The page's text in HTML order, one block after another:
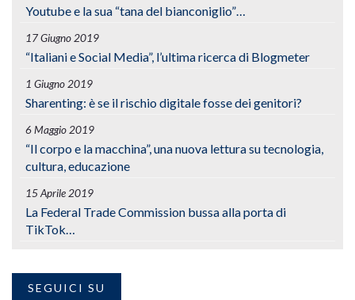
Youtube e la sua “tana del bianconiglio”…
17 Giugno 2019
“Italiani e Social Media”, l’ultima ricerca di Blogmeter
1 Giugno 2019
Sharenting: è se il rischio digitale fosse dei genitori?
6 Maggio 2019
“Il corpo e la macchina”, una nuova lettura su tecnologia,
cultura, educazione
15 Aprile 2019
La Federal Trade Commission bussa alla porta di
TikTok…
SEGUICI SU